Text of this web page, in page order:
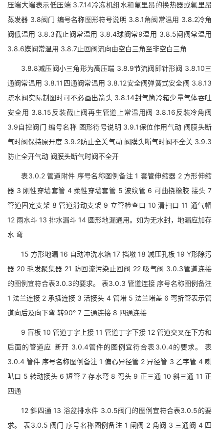
压端大端表示低压端 3.7.14冷冻机组水和氟里昂的换热器或氟里昂
蒸发器 3.8阀门 编号名称图形符号说明 3.8.1角阀常温用 3.8.2冷角
阀低温用 3.8.3截止阀常温用 3.8.4球阀常9温用 3.8.5闸阀常温用
3.8.6蝶阀常温用 3.8.7止回阀流向由空白三角至非空白三角
3.8.8减压阀小三角形为高压端 3.8.9节流阀即针形阀 3.8.10三
通阀常温用 3.8.11四通阀常温用 3.8.12安全阀弹簧式安全阀 3.8.13
疏水阀实际制图时可不必画出箭头 3.8.14封气筒冷箱少量气体吞吐
安全用 3.8.15反装截止阀再生管道上常温用阀 3.8.16反装冷角阀
3.9自控阀门 编号名称 图形符号说明 3.9.1保位作用气动 阀膜头断
气时阀保持原开度 3.9.2防止全关气动 阀膜头断气时阀不全关 3.9.3
防止全开气动 阀膜头断气时阀不全开
表3.0.2 管道附件 序号名称图例备注 1 套管伸缩器 2 方形伸缩
器 3 刚性穿墙套管 4 柔性穿墙套管 5 波纹管 6 可曲挠橡胶 接头 7
管道固定支架 8 管道滑动支架 9 立管检查口 10 清扫口 11 通气帽
12 雨水斗 13 排水漏斗 14 圆形地漏通用。如为无水封，地漏应加存
水 弯
15 方形地漏 16 自动冲洗水箱 17 挡墩 18 减压孔板 19 Y形除污
器 20 毛发聚集器 21 防回流污染止回阀 22 吸气阀 3.0.3管道连接
的图例宜符合表3.0.3的要求。 表3.0.3 管道连接 序号名称图例备注
1 法兰连接 2 承插连接 3 活接头 4 管堵 5 法兰堵盖 6 弯折管表示管
道向后及向下弯 转90° 7 三通连接 8 四通连接
9 盲板 10 管道丁字上接 11 管道丁字下接 12 管道交叉在下方和
后面的管道应 断开 3.0.4管件的图例宜符合表3.0.4的要求。 表
3.0.4 管件 序号名称图例备注 1 偏心异径管 2 异径管 3 乙字管 4 喇
叭口 5 转动接头 6 短管 7 存水弯 8 弯头 9 正三通 10 斜三通 11 正
四通
12 斜四通 13 浴盆排水件 3.0.5阀门的图例宜符合表3.0.5的要
求。 表3.0.5 阀门 序号名称图例备注 1 闸阀 2 角阀 3 三通阀 4 四